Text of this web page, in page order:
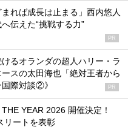
まれば成長は止まる」西内悠人
伝えた“挑戦する力”
PR
るオランダの超人ハリー・ラ
スの太田海也「絶対王者から
際対談②》
PR
YEAR 2026 開催決定！
リートを表彰